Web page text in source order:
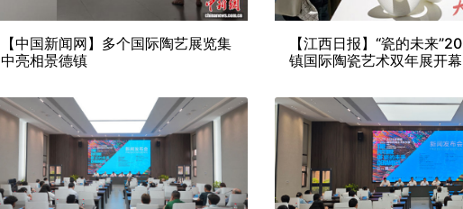
【中国新闻网】多个国际陶艺展览集
中亮相景德镇
【江西日报】“瓷的未来
镇国际陶瓷艺术双年展开幕